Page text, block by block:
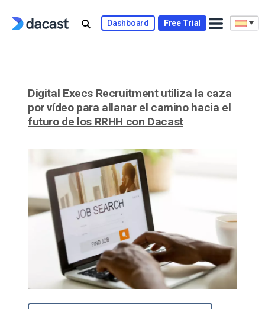
Dashboard Free Trial
Digital Execs Recruitment utiliza la caza
por vídeo para allanar el camino hacia el
futuro de los RRHH con Dacast